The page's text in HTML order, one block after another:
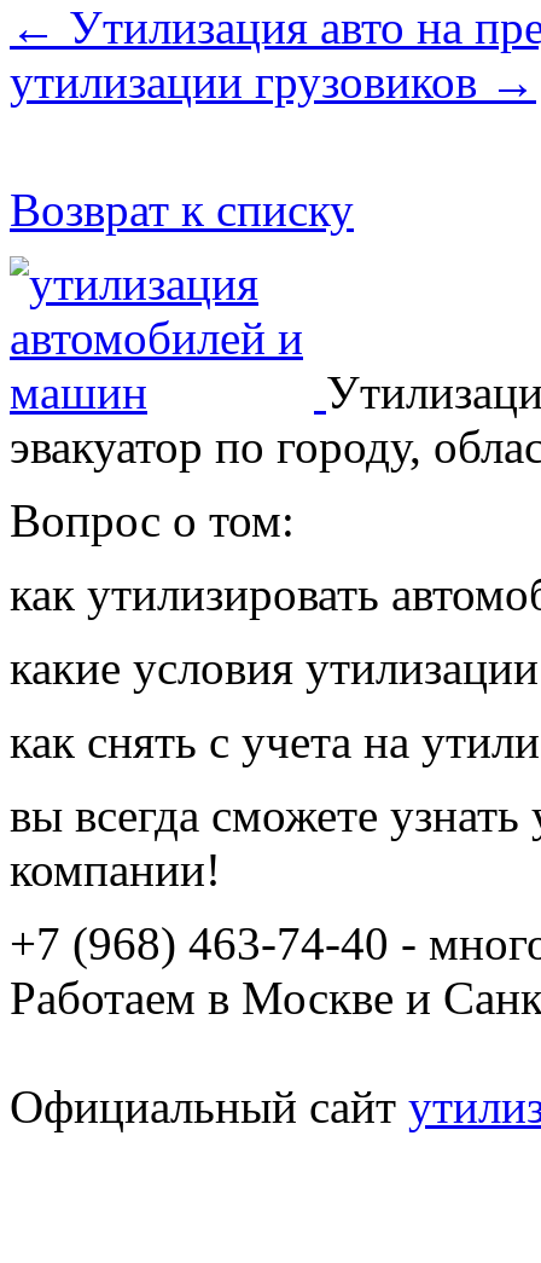
← Утилизация авто на
утилизации грузовиков →
Возврат к списку
эвакуатор по городу,
Вопрос о том:
как утилизировать
какие условия
как снять с учета на
вы всегда сможете
компании!
+7 (968) 463-74-40 -
Работаем в Москве и
Официальный сайт